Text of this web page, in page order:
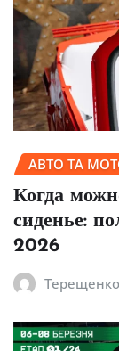
АВТО ТА
Когда
сиденье:
2026